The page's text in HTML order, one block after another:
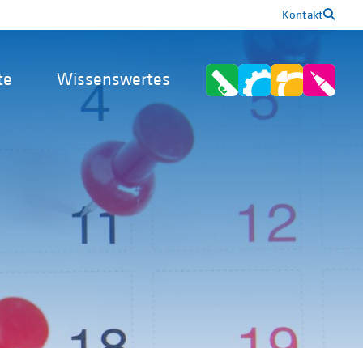
Kontakt
Wissenswertes